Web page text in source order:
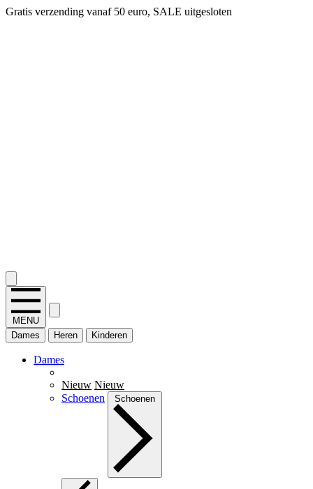
Gratis verzending vanaf 50 euro, SALE uitgesloten
MENU
Dames
Heren Kinderen
Dames
Nieuw Nieuw
Schoenen
Schoenen